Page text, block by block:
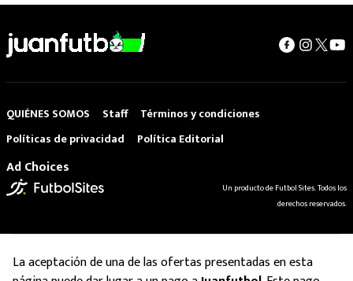
QUIÉNES SOMOS Staff
Términos y condiciones
Políticas de privacidad
Política Editorial
Ad Choices
Un producto de Futbol Sites. Todos los
derechos reservados.
La aceptación de una de las ofertas presentadas en esta